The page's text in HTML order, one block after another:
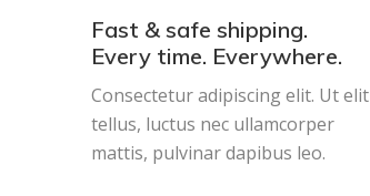
Fast & safe shipping.
Every time. Everywhere.
Consectetur adipiscing elit. Ut elit
tellus, luctus nec ullamcorper
mattis, pulvinar dapibus leo.